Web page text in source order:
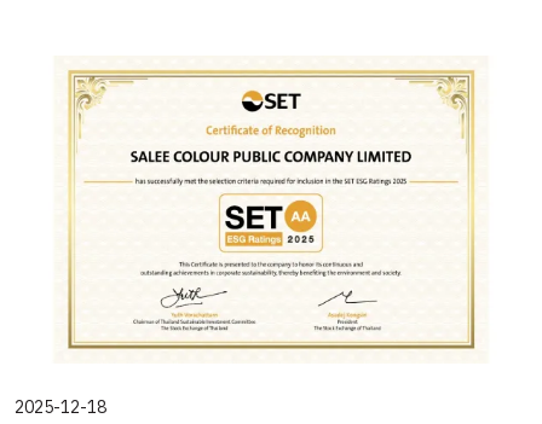
2025-12-18